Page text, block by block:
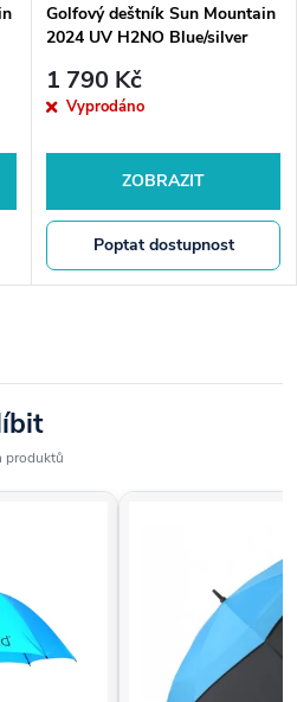
Golfový deštník Sun Mountain
2024 UV H2NO Blue/silver
1 790 Kč
Vyprodáno
ZOBRAZIT
Poptat dostupnost
produktů